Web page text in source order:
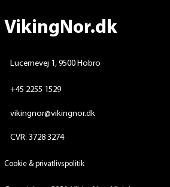
VikingNor.dk
Lucernevej 1, 9500 Hobro
+45 2255 1529
vikingnor@vikingnor.dk
CVR: 3728 3274
Cookie & privatlivspolitik